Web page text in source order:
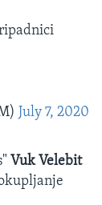
July 7, 2020
Vuk Velebit